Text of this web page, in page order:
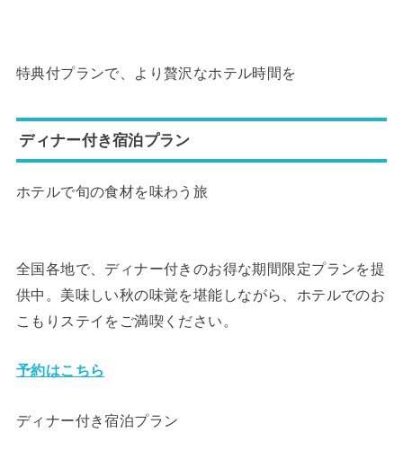
特典付プランで、より贅沢なホテル時間を
ディナー付き宿泊プラン
ホテルで旬の食材を味わう旅
全国各地で、ディナー付きのお得な期間限定プランを提
供中。美味 しい秋の味覚を堪能しながら、ホテルでのお
こもりステイをご満喫 ください。
予約はこちら
ディナー付き宿泊プラン